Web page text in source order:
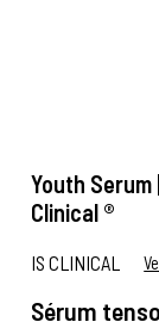
Youth
Clinical ®
IS CLINICAL
Sérum